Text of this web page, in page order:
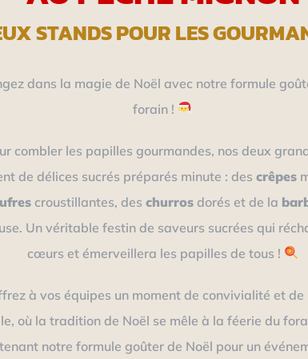
STANDS POUR LES
dans la magie de Noël avec notre formule
forain !
combler les papilles gourmandes, nos deux
de délices sucrés préparés minute : des crêpes
croustillantes, deschurros dorés et de la
Un véritable festin de saveurs sucrées qui
cœurs et émerveillera les papilles de tous !
à vos équipes un moment de convivialité et
où la tradition de Noël se mêle à la féerie du
notre formule goûter de Noël pour un